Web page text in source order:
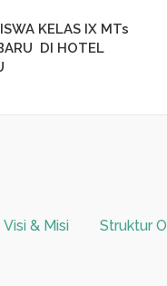
KELAS IX MTs
DI HOTEL
Visi & Misi Struktur